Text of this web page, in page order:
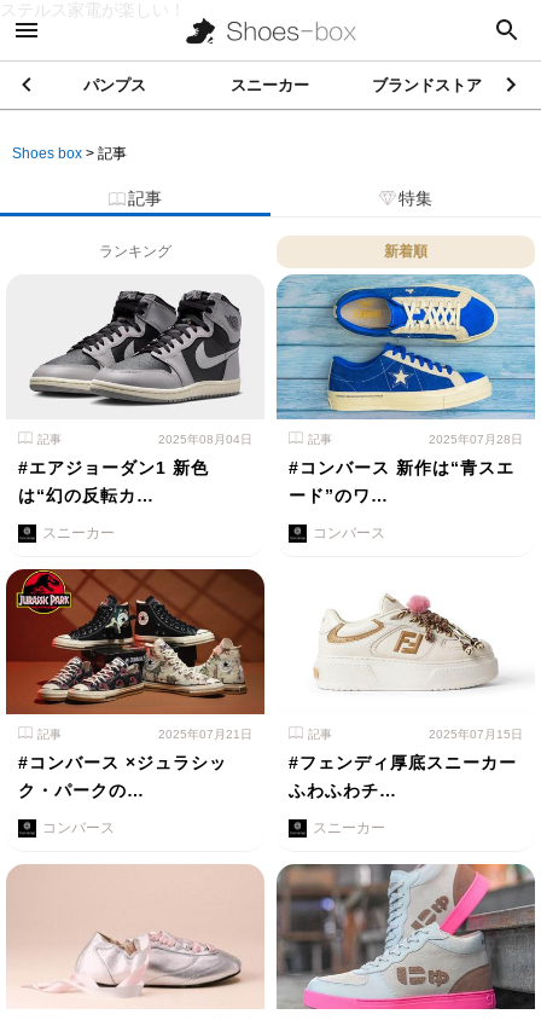
ステルス家電が楽しい！
パンプス スニーカー ブランドストア
Shoes box > 記事
記事 特集
ランキング 新着順
記事 2025年08月04日
#エアジョーダン1 新色
は“幻の反転カ…
スニーカー
記事 2025年07月28日
#コンバース 新作は“青スエ
ード”のワ…
コンバース
記事 2025年07月21日
#コンバース ×ジュラシッ
ク・パークの…
コンバース
記事 2025年07月15日
#フェンディ厚底スニーカー
ふわふわチ…
スニーカー